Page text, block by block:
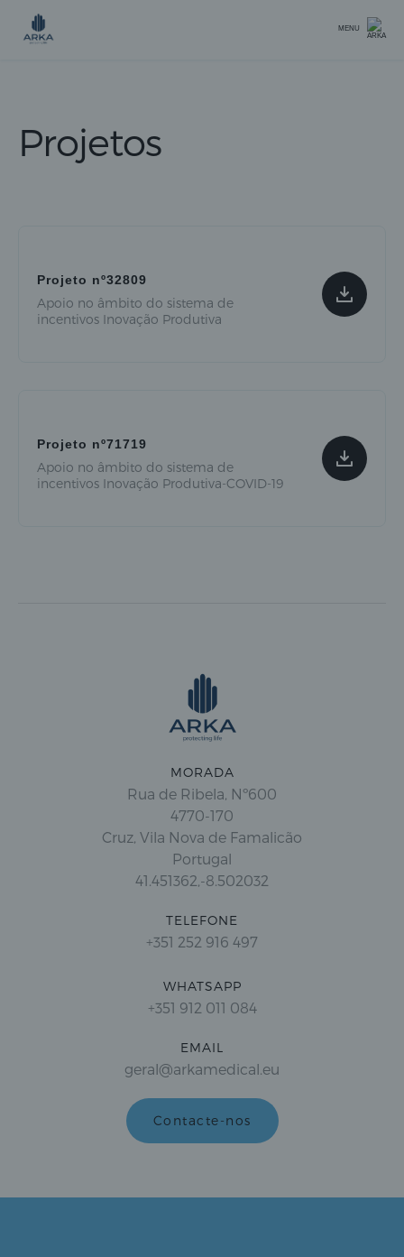
MENU
Projetos
Projeto nº32809
Apoio no âmbito do sistema de
incentivos Inovação Produtiva
Projeto nº71719
Apoio no âmbito do sistema de
incentivos Inovação Produtiva-COVID-19
MORADA
Rua de Ribela, Nº600
4770-170
Cruz, Vila Nova de Famalicão
Portugal
41.451362,-8.502032
TELEFONE
+351 252 916 497
WHATSAPP
+351 912 011 084
EMAIL
geral@arkamedical.eu
Contacte-nos